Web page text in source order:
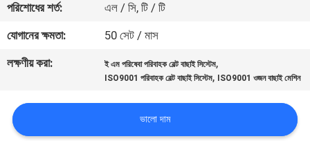
আমাদের
সাথে
যোগাযোগ
করুন
পরিশোধের শর্ত:
এল / সি, টি / টি
যোগানের ক্ষমতা:
50 সেট / মাস
লক্ষণীয় করা:
ই এম পরিষেবা পরিবাহক বেল্ট বাছাই সিস্টেম,
ISO9001 পরিবাহক বেল্ট বাছাই সিস্টেম, ISO9001 ওজন বাছাই মেশিন
ভালো দাম